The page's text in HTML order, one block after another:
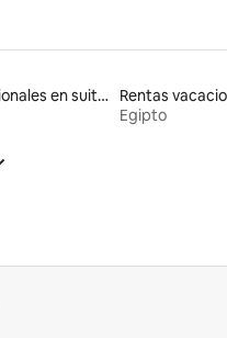
Rentas vacacionales en suites privadas
Egipto